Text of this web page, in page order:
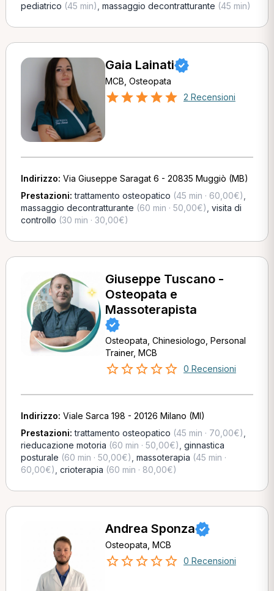
pediatrico (45 min) massaggio decontratturante (45 min)
Gaia Lainati
MCB, Osteopata
2 Recensioni
Indirizzo: Via Giuseppe Saragat 6 - 20835 Muggiò (MB)
Prestazioni:trattamento osteopatico (45 min · 60,00€)
massaggio decontratturante (60 min · 50,00€) visita di
controllo (30 min · 30,00€)
Giuseppe Tuscano -
Osteopata e
Massoterapista
Osteopata, Chinesiologo, Personal
Trainer, MCB
0 Recensioni
Indirizzo: Viale Sarca 198 - 20126 Milano (MI)
Prestazioni:trattamento osteopatico (45 min · 70,00€)
rieducazione motoria (60 min · 50,00€) ginnastica
posturale (60 min · 50,00€) massoterapia (45 min ·
60,00€) crioterapia (60 min · 80,00€)
Andrea Sponza
Osteopata, MCB
0 Recensioni